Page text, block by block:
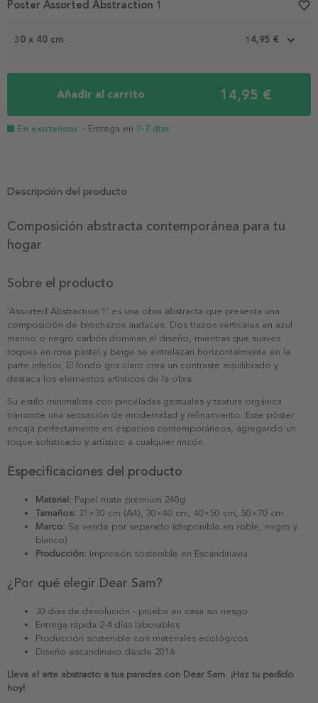
1
30 x 40 cm 14,95 €
Añadir al carrito 14,95 €
En existencias - Entrega en 3-7 días
Poster Assorted Abstraction 1 favorite_border
Descripción del producto
Composición abstracta contemporánea para tu
hogar
Sobre el producto
'Assorted Abstraction 1' es una obra abstracta que presenta una
composición de brochazos audaces. Dos trazos verticales en azul
marino o negro carbón dominan el diseño, mientras que suaves
toques en rosa pastel y beige se entrelazan horizontalmente en la
parte inferior. El fondo gris claro crea un contraste equilibrado y
destaca los elementos artísticos de la obra.
Su estilo minimalista con pinceladas gestuales y textura orgánica
transmite una sensación de modernidad y refinamiento. Este póster
encaja perfectamente en espacios contemporáneos, agregando un
toque sofisticado y artístico a cualquier rincón.
Especificaciones del producto
Material: Papel mate premium 240g
Tamaños: 21×30 cm (A4), 30×40 cm, 40×50 cm, 50×70 cm
Marco: Se vende por separado (disponible en roble, negro y
blanco)
Producción: Impresión sostenible en Escandinavia
¿Por qué elegir Dear Sam?
30 días de devolución - prueba en casa sin riesgo
Entrega rápida 2-4 días laborables
Producción sostenible con materiales ecológicos
Diseño escandinavo desde 2016
Lleva el arte abstracto a tus paredes con Dear Sam. ¡Haz tu pedido
hoy!